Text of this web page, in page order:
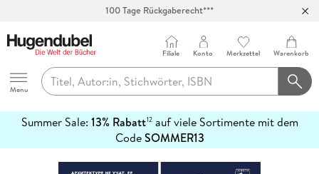
100 Tage Rückgaberecht***
Hugendubel
Menu
Filiale Konto Merkzettel Warenkorb
Summer Sale: 13% Rabatt12auf viele Sortimente mit dem
CodeSOMMER13
erfahren